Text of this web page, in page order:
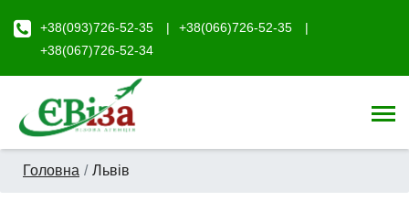
+38(093)726-52-35
+38(066)726-52-35
+38(067)726-52-34
Головна Львів